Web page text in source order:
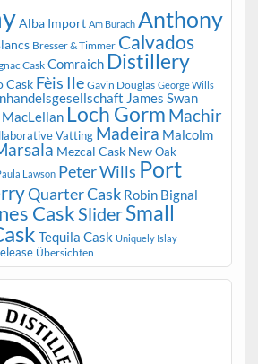
Alba Import Am Burach Anthony
Bresser & Timmer Calvados
Cask Comraich Distillery
Cask Fèis Ile Gavin Douglas George Wills
James Swan
MacLellan Loch Gorm Machir
Vatting Madeira Malcolm
Mezcal Cask New Oak
Lawson Peter Wills Port
Quarter Cask Robin Bignal
Cask SliderSmall
Tequila Cask Uniquely Islay
Übersichten